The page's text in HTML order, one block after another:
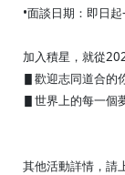
•面談日期：即日
加入積星，就從
▋歡迎志同道合的
▋世界上的每一個
其他活動詳情，請